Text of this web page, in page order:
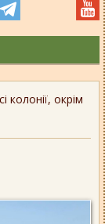
колонії, окрім